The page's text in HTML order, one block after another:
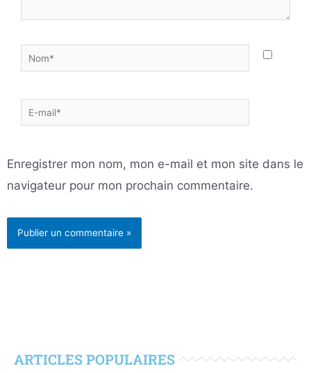
Nom*
E-
mail*
Enregistrer mon nom, mon e-mail et mon site dans le
navigateur pour mon prochain commentaire.
ARTICLES POPULAIRES